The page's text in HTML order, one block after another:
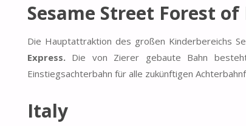
Sesame Street Forest of
Die Hauptattraktion des großen Kinderbereichs
Express.Die von Zierer gebaute Bahn
Einstiegsachterbahn für alle zukünftigen
Italy